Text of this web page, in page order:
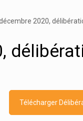
2020,
Télécharger